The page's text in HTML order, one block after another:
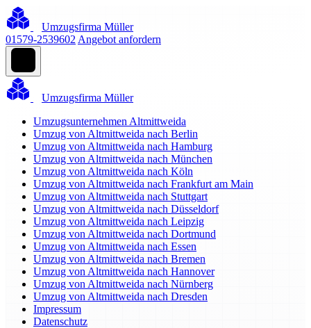
Umzugsfirma Müller
01579-2539602 Angebot anfordern
Umzugsfirma Müller
Umzugsunternehmen Altmittweida
Umzug von Altmittweida nach Berlin
Umzug von Altmittweida nach Hamburg
Umzug von Altmittweida nach München
Umzug von Altmittweida nach Köln
Umzug von Altmittweida nach Frankfurt am Main
Umzug von Altmittweida nach Stuttgart
Umzug von Altmittweida nach Düsseldorf
Umzug von Altmittweida nach Leipzig
Umzug von Altmittweida nach Dortmund
Umzug von Altmittweida nach Essen
Umzug von Altmittweida nach Bremen
Umzug von Altmittweida nach Hannover
Umzug von Altmittweida nach Nürnberg
Umzug von Altmittweida nach Dresden
Impressum
Datenschutz